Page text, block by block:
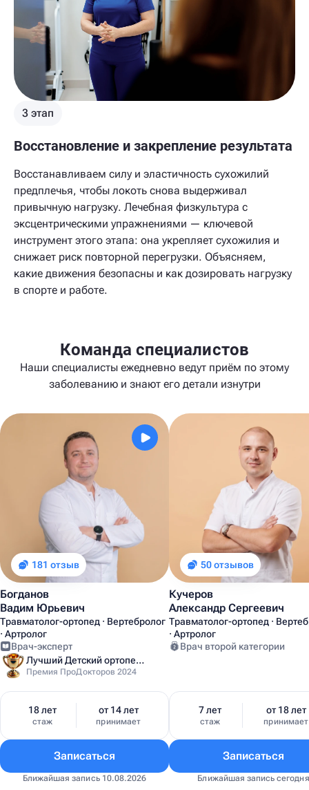
3 этап
Восстановление и закрепление результата
Восстанавливаем силу и эластичность сухожилий
предплечья, чтобы локоть снова выдерживал
привычную нагрузку. Лечебная физкультура с
эксцентрическими упражнениями — ключевой
инструмент этого этапа: она укрепляет сухожилия и
снижает риск повторной перегрузки. Объясняем,
какие движения безопасны и как дозировать нагрузку
в спорте и работе.
Команда специалистов
Наши специалисты ежедневно ведут приём по этому
заболеванию и знают его детали изнутри
181 отзыв
Богданов
Вадим Юрьевич
Травматолог-ортопед · Вертебролог
· Артролог
Врач-эксперт
Лучший Детский ортопед Москвы
Премия ПроДокторов 2024
18 лет
стаж
от 14 лет
принимает
Записаться
Ближайшая запись 10.08.2026
50 отзывов
Кучеров
Александр Сергеевич
Травматолог-ортопед ·
· Артролог
Врач второй категории
7 лет
стаж
от 18 лет
принимает
Записаться
Ближайшая запись сегодня